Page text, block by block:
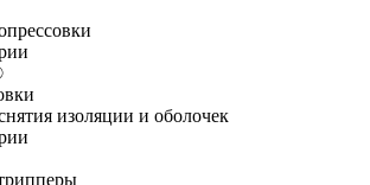
изоляции и оболочек